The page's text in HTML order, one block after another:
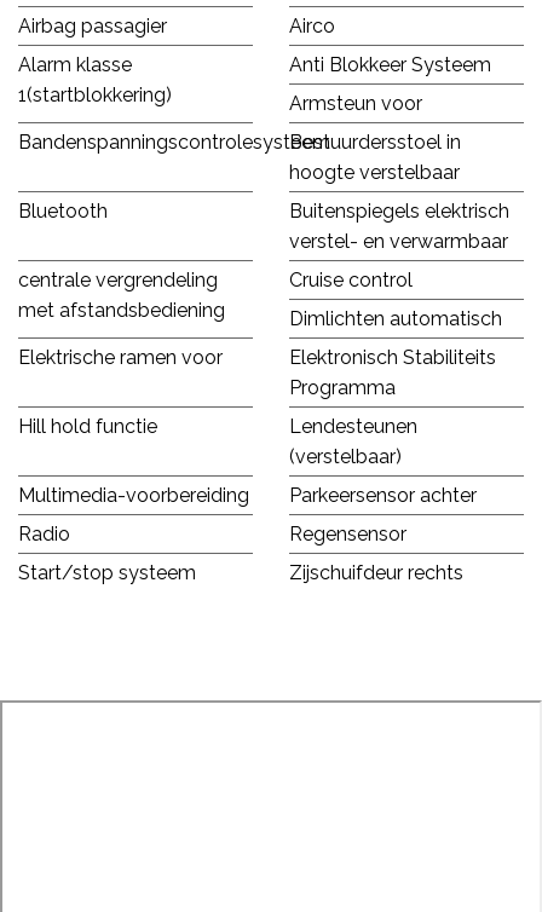
Airbag passagier
Airco
Alarm klasse
1(startblokkering)
Anti Blokkeer Systeem
Armsteun voor
BandenspanningscontrolesysteemBestuurdersstoel in
hoogte verstelbaar
Bluetooth
Buitenspiegels elektrisch
verstel- en verwarmbaar
centrale vergrendeling
met afstandsbediening
Cruise control
Dimlichten automatisch
Elektrische ramen voor
Elektronisch Stabiliteits
Programma
Hill hold functie
Lendesteunen
(verstelbaar)
Multimedia-voorbereiding
Parkeersensor achter
Radio
Regensensor
Start/stop systeem
Zijschuifdeur rechts